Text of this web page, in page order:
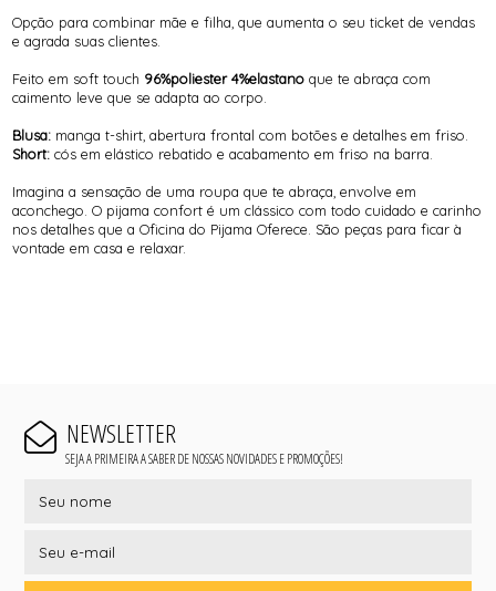
Opção para combinar mãe e filha, que aumenta o seu ticket de vendas
e agrada suas clientes.
Feito em soft touch 96%poliester 4%elastano que te abraça com
caimento leve que se adapta ao corpo.
Blusa: manga t-shirt, abertura frontal com botões e detalhes em friso.
Short: cós em elástico rebatido e acabamento em friso na barra.
Imagina a sensação de uma roupa que te abraça, envolve em
aconchego. O pijama confort é um clássico com todo cuidado e carinho
nos detalhes que a Oficina do Pijama Oferece. São peças para ficar à
vontade em casa e relaxar.
NEWSLETTER
SEJA A PRIMEIRA A SABER DE NOSSAS NOVIDADES E PROMOÇÕES!